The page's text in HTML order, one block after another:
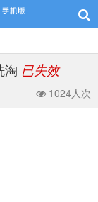
淘 已失效
1024人次